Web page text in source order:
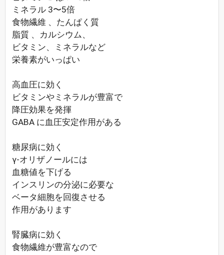
ミネラル 3〜5倍
食物繊維 、たんぱく質
脂質 、カルシウム、
ビタミン、ミネラルなど
栄養素がいっぱい
高血圧に効く
ビタミンやミネラルが豊富で
降圧効果を発揮
GABA に血圧安定作用がある
糖尿病に効く
γ-オリザノールには
血糖値を下げる
インスリンの分泌に必要な
ベータ細胞を回復させる
作用があります
腎臓病に効く
食物繊維が豊富なので